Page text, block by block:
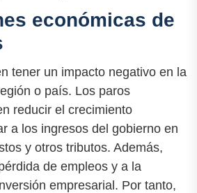
económicas de
tener un impacto negativo en la
o país. Los paros
reducir el crecimiento
a los ingresos del gobierno en
y otros tributos. Además,
de empleos y a la
empresarial. Por tanto,